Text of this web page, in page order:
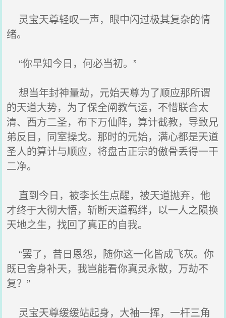
灵宝天尊轻叹一声，眼中闪过极其复杂的情
绪。
“你早知今日，何必当初。”
想当年封神量劫，元始天尊为了顺应那所谓
的天道大势，为了保全阐教气运，不惜联合太
清、西方二圣，布下万仙阵，算计截教，导致兄
弟反目，同室操戈。那时的元始，满心都是天道
圣人的算计与顺应，将盘古正宗的傲骨丢得一干
二净。
直到今日，被李长生点醒，被天道抛弃，他
才终于大彻大悟，斩断天道羁绊，以一人之陨换
天地之生，找回了真正的自我。
“罢了，昔日恩怨，随你这一化皆成飞灰。你
既已舍身补天，我岂能看你真灵永散，万劫不
复？”
灵宝天尊缓缓站起身，大袖一挥，一杆三角